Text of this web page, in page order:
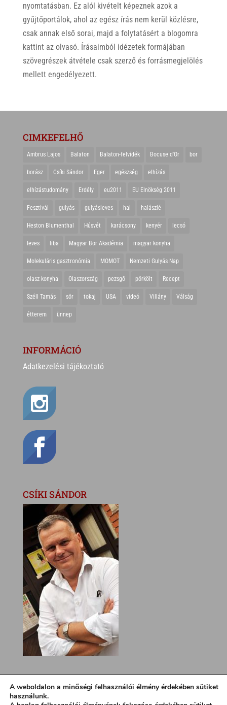
nyomtatásban. Ez alól kivételt képeznek azok a
gyűjtőportálok, ahol az egész írás nem kerül közlésre,
csak annak első sorai, majd a folytatásért a blogomra
kattint az olvasó. Írásaimból idézetek formájában
szövegrészek átvétele csak szerző és forrásmegjelölés
mellett engedélyezett.
CIMKEFELHŐ
Ambrus Lajos Balaton Balaton-felvidék Bocuse d'Or bor
borász Csíki Sándor Eger egészség elhízás
elhízástudomány Erdély eu2011 EU Elnökség 2011
Fesztivál gulyás gulyásleves hal halászlé
Heston Blumenthal Húsvét karácsony kenyér lecsó
leves liba Magyar Bor Akadémia magyar konyha
Molekuláris gasztronómia MOMOT Nemzeti Gulyás Nap
olasz konyha Olaszország pezsgő pörkölt Recept
Széll Tamás sör tokaj USA videó Villány Válság
étterem ünnep
INFORMÁCIÓ
Adatkezelési tájékoztató
CSÍKI SÁNDOR
A weboldalon a minőségi felhasználói élmény érdekében sütiket
használunk.